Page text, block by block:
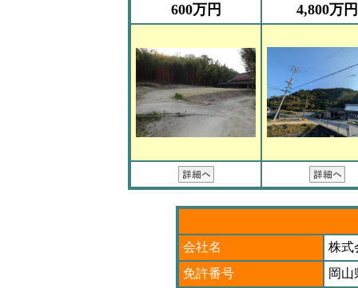
600万円
4,800万円
会社名
株
免許番号
岡山